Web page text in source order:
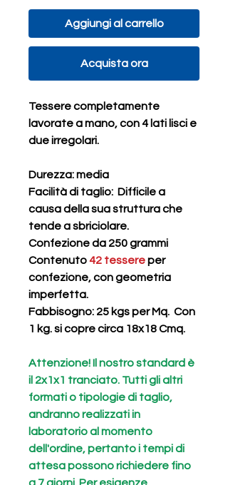
Aggiungi al carrello
Acquista ora
Tessere completamente
lavorate a mano, con 4 lati lisci e
due irregolari.
Durezza: media
Facilità di taglio: Difficile a
causa della sua struttura che
tende a sbriciolare.
Confezione da 250 grammi
Contenuto42 tessereper
confezione, con geometria
imperfetta.
Fabbisogno: 25 kgs per Mq. Con
1 kg. si copre circa 18x18 Cmq.
Attenzione! Il nostro standard è
il 2x1x1 tranciato. Tutti gli altri
formati o tipologie di taglio,
andranno realizzati in
laboratorio al momento
dell'ordine, pertanto i tempi di
attesa possono richiedere fino